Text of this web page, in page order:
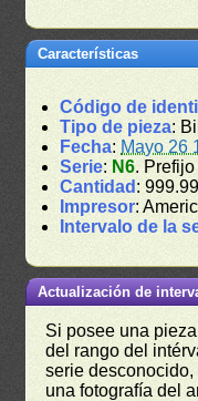
Características
Código de
Tipo de pieza:
Fecha: Mayo 26
Serie: N6. Prefijo
Cantidad :
Impresor:
Intervalo de la
Actualización de
Si posee una
del rango del
serie
una fotografía del